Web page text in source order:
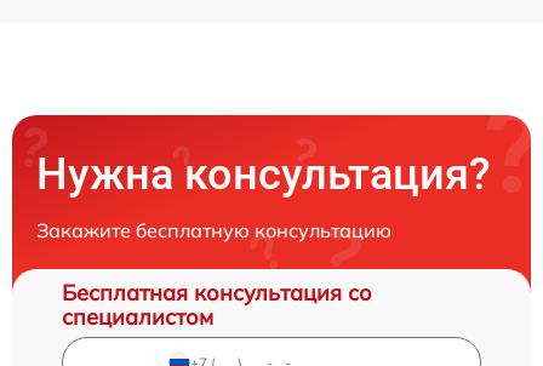
Нужна консультация?
Закажите бесплатную консультацию
Бесплатная консультация со
специалистом